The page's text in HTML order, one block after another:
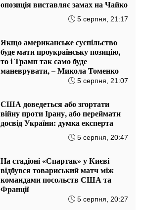
опозиція виставляє замах на Чайко
5 серпня, 21:17
Якщо американське суспільство
буде мати проукраїнську позицію,
то і Трамп так само буде
маневрувати, – Микола Томенко
5 серпня, 21:07
США доведеться або згортати
війну проти Ірану, або переймати
досвід України: думка експерта
5 серпня, 20:47
На стадіоні «Спартак» у Києві
відбувся товариський матч між
командами посольств США та
Франції
5 серпня, 20:27